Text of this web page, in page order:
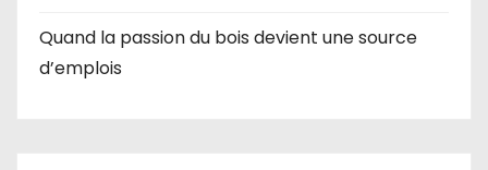
Quand la passion du bois devient une source
d’emplois